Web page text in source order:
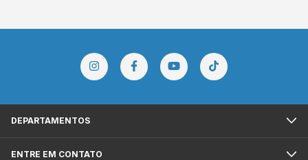
DEPARTAMENTOS
ENTRE EM CONTATO